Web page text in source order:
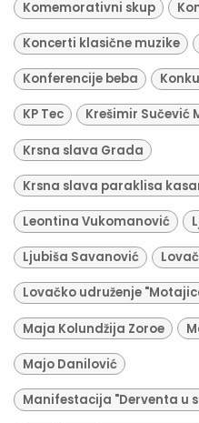
Komemorativni skup
Koncerti klasične muzike
Konferencije beba
KP Tec Krešimir Sučević
Krsna slava Grada
Krsna slava paraklisa
Leontina Vukomanović
Ljubiša Savanović
Lovačko udruženje
Maja Kolundžija Zoroe
Majo Danilović
Manifestacija "Derventa u